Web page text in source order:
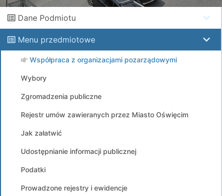
Dane Podmiotu
Menu przedmiotowe
Współpraca z organizacjami pozarządowymi
Wybory
Zgromadzenia publiczne
Rejestr umów zawieranych przez Miasto Oświęcim
Jak załatwić
Udostępnianie informacji publicznej
Podatki
Prowadzone rejestry i ewidencje